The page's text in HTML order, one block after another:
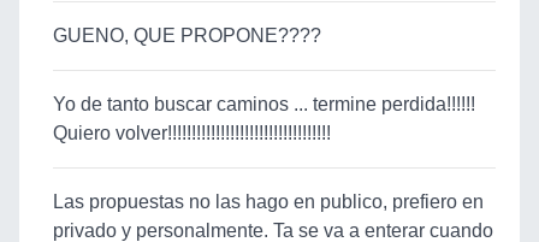
GUENO, QUE PROPONE????
Yo de tanto buscar caminos ... termine perdida!!!!!!
Quiero volver!!!!!!!!!!!!!!!!!!!!!!!!!!!!!!!!!!
Las propuestas no las hago en publico, prefiero en
privado y personalmente. Ta se va a enterar cuando